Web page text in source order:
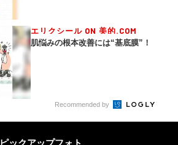
エリクシール ON 美的.COM
肌悩みの根本改善には“基底膜”！
Recommended by
ピックアップフォト